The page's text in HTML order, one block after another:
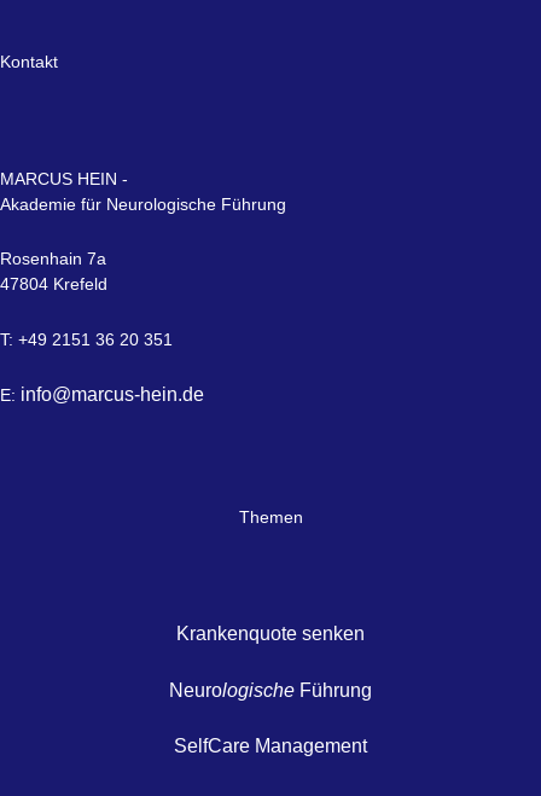
Kontakt
MARCUS HEIN -
Akademie für Neurologische Führung
Rosenhain 7a
47804 Krefeld
T: +49 2151 36 20 351
E: info@marcus-hein.de
Themen
Krankenquote senken
Neurologische Führung
SelfCare Management